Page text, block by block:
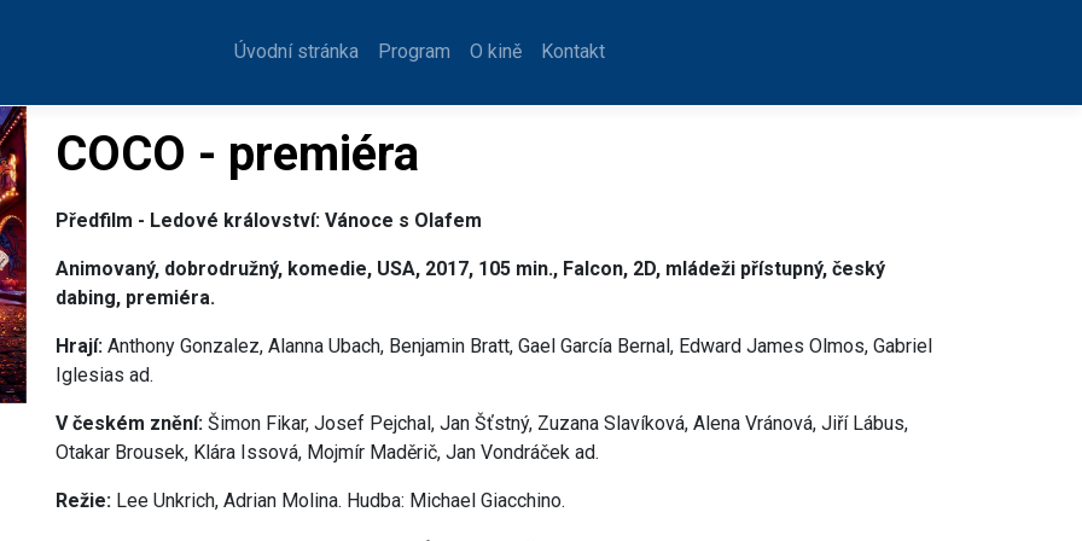
Úvodní stránka Program O kině Kontakt
COCO - premiéra
Předfilm - Ledové království: Vánoce s Olafem
Animovaný, dobrodružný, komedie, USA, 2017, 105 min., Falcon, 2D, mládeži přístupný, český
dabing, premiéra.
Hrají: Anthony Gonzalez, Alanna Ubach, Benjamin Bratt, Gael García Bernal, Edward James Olmos, Gabriel
Iglesias ad.
V českém znění: Šimon Fikar, Josef Pejchal, Jan Šťstný, Zuzana Slavíková, Alena Vránová, Jiří Lábus,
Otakar Brousek, Klára Issová, Mojmír Maděrič, Jan Vondráček ad.
Režie: Lee Unkrich, Adrian Molina. Hudba: Michael Giacchino.